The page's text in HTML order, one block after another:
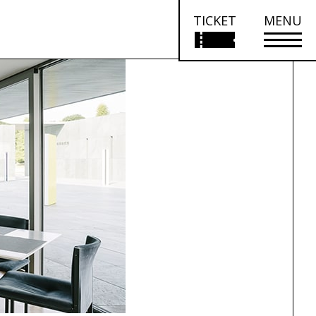
TICKET MENU